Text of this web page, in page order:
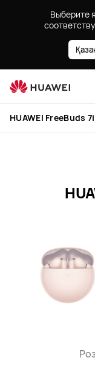
Выберите
HUAWEI FreeBuds 7i